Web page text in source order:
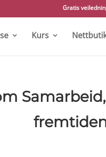
Gratis
Kurs